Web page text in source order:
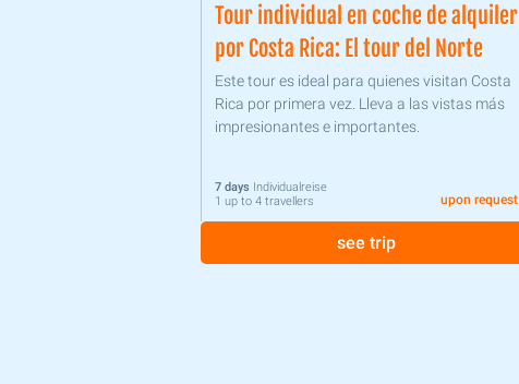
Tour individual en coche de alquiler
por Costa Rica: El tour del Norte
Este tour es ideal para quienes visitan Costa
Rica por primera vez. Lleva a las vistas más
impresionantes e importantes.
7 days Individualreise
1 up to 4 travellers
upon request
see trip